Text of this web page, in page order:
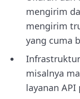
mengirim
mengirim
yang cuma
misalnya
layanan